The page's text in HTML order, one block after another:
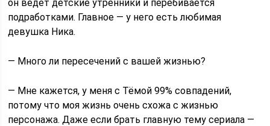
он ведёт детские утренники и перебивается
подработками. Главное — у него есть любимая
девушка Ника.
— Много ли пересечений с вашей жизнью?
— Мне кажется, у меня с Тёмой 99% совпадений,
потому что моя жизнь очень схожа с жизнью
персонажа. Даже если брать главную тему сериала —